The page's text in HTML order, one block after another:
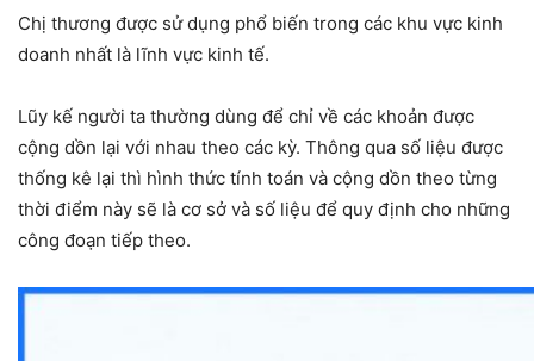
Chị thương được sử dụng phổ biến trong các khu vực kinh
doanh nhất là lĩnh vực kinh tế.
Lũy kế người ta thường dùng để chỉ về các khoản được
cộng dồn lại với nhau theo các kỳ. Thông qua số liệu được
thống kê lại thì hình thức tính toán và cộng dồn theo từng
thời điểm này sẽ là cơ sở và số liệu để quy định cho những
công đoạn tiếp theo.